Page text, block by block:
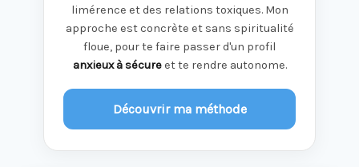
limérence et des relations toxiques. Mon
approche est concrète et sans spiritualité
floue, pour te faire passer d'un profil
anxieux à sécureet te rendre autonome.
Découvrir ma méthode